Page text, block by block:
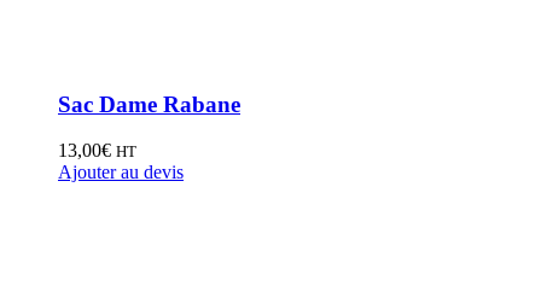
Sac Dame Rabane
13,00€ HT
Ajouter au devis